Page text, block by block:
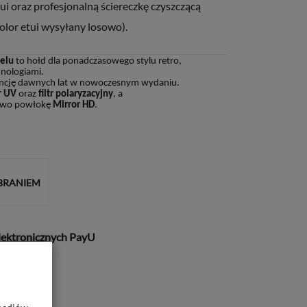
oraz profesjonalną ściereczkę czyszczącą
etui wysyłany losowo).
to hołd dla ponadczasowego stylu retro,
dawnych lat w nowoczesnym wydaniu.
UV oraz filtr polaryzacyjny, a
powłokę Mirror HD.
PayU